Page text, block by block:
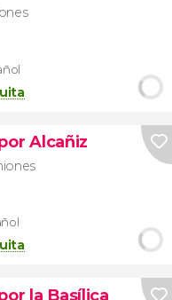
Alcañiz
la Basílica